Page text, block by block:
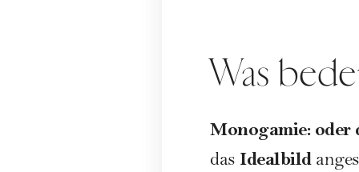
Was
Monogamie: oder
das Idealbild